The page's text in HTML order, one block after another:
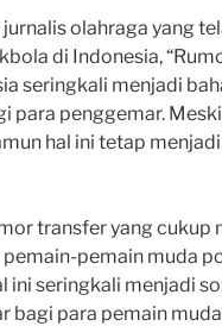
olahraga yang
di Indonesia,
seringkali menjadi
para penggemar.
hal ini tetap
transfer yang cukup
pemain muda
ini seringkali menjadi
bagi para pemain